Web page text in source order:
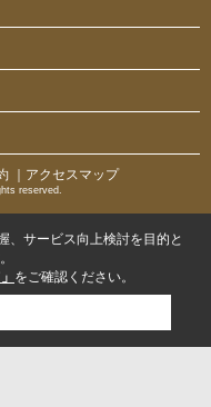
｜アクセスマップ
reserved.
、サービス向上検討を目的と
をご確認ください。